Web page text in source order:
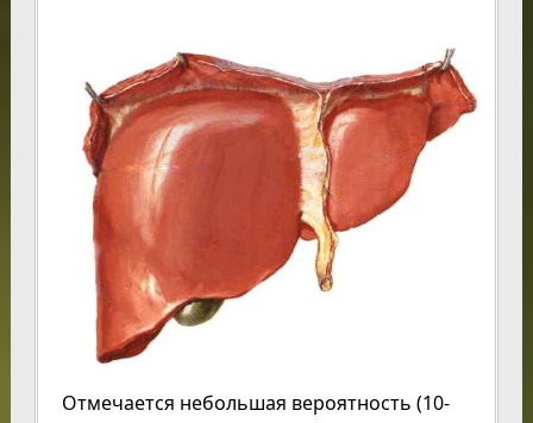
Отмечается небольшая вероятность (10-